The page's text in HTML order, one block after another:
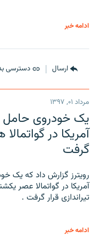
ادامه خبر
ارسال دسترسی
مرداد ۰۱, ۱۳۹۷
یک خودروی
آمریکا در
گرفت
رویترز گزارش داد که یک
آمریکا در گواتمالا عصر
تیراندازی قرار گرفت .
ادامه خبر